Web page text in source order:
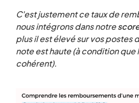
C'est justement ce taux de
nous intégrons dans notre
plus il est élevé sur vos postes
note est haute (à condition que
cohérent).